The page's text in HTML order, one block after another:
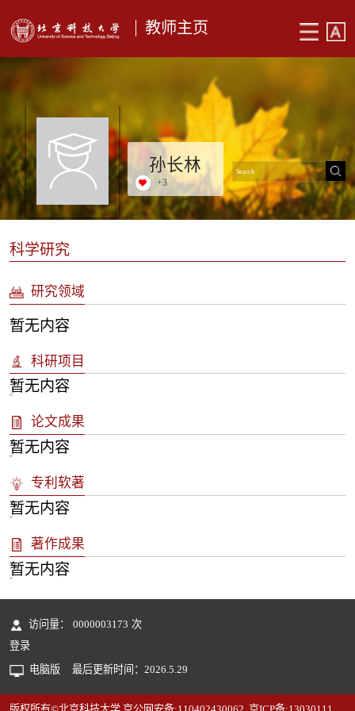
教师主页
孙长林
+3
科学研究
研究领域
暂无内容
科研项目
暂无内容
论文成果
暂无内容
专利软著
暂无内容
著作成果
暂无内容
访问量： 0000003173 次
登录
电脑版
最后更新时间： 2026.5.29